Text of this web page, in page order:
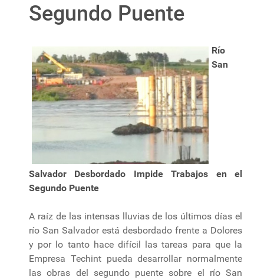
Segundo Puente
Río
San
Salvador Desbordado Impide Trabajos en el
Segundo Puente
A raíz de las intensas lluvias de los últimos días el
río San Salvador está desbordado frente a Dolores
y por lo tanto hace difícil las tareas para que la
Empresa Techint pueda desarrollar normalmente
las obras del segundo puente sobre el río San